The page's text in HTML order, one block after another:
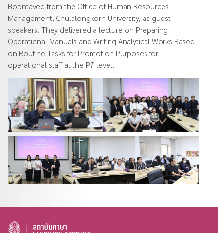
Boontavee from the Office of Human Resources
Management, Chulalongkorn University, as guest
speakers. They delivered a lecture on Preparing
Operational Manuals and Writing Analytical Works Based
on Routine Tasks for Promotion Purposes for
operational staff at the P7 level.